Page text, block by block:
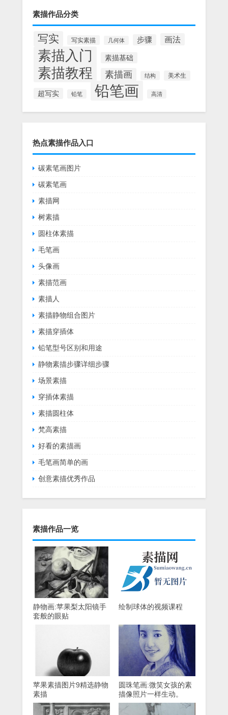
素描作品分类
写实 写实素描 几何体 步骤 画法
素描入门 素描基础
素描教程 素描画 结构 美术生
超写实 铅笔 铅笔画 高清
热点素描作品入口
碳素笔画图片
碳素笔画
素描网
树素描
圆柱体素描
毛笔画
头像画
素描范画
素描人
素描静物组合图片
素描穿插体
铅笔型号区别和用途
静物素描步骤详细步骤
场景素描
穿插体素描
素描圆柱体
梵高素描
好看的素描画
毛笔画简单的画
创意素描优秀作品
素描作品一览
静物画:苹果梨太阳镜手
套般的眼贴
绘制球体的视频课程
苹果素描图片9精选静物
素描
圆珠笔画:微笑女孩的素
描像照片一样生动。